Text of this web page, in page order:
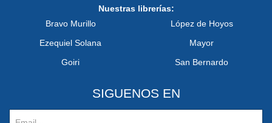
Nuestras librerías:
Bravo Murillo
Ezequiel Solana
Goiri
López de Hoyos
Mayor
San Bernardo
SIGUENOS EN